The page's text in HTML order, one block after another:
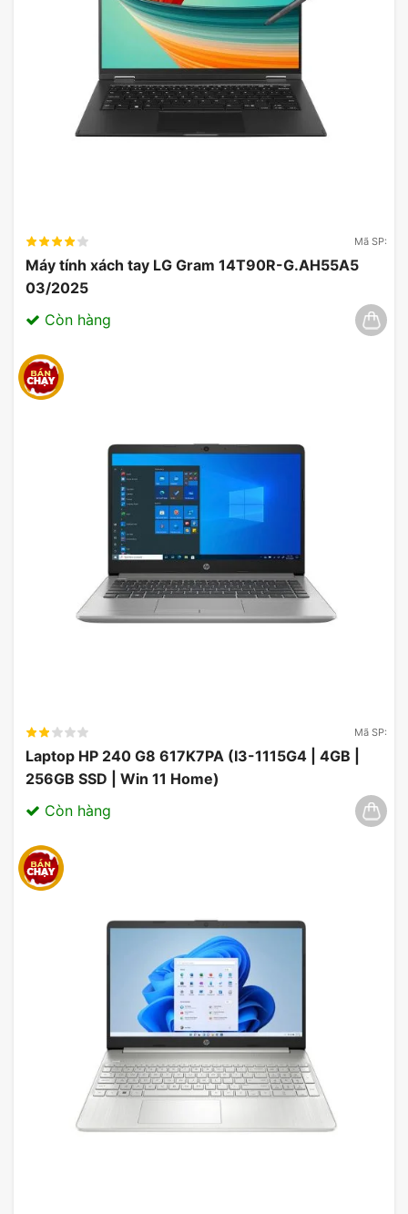
Mã SP:
Máy tính xách tay LG Gram 14T90R-G.AH55A5
03/2025
Còn hàng
Mã SP:
Laptop HP 240 G8 617K7PA (I3-1115G4 | 4GB |
256GB SSD | Win 11 Home)
Còn hàng